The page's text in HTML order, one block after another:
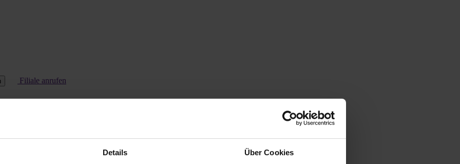
Details Über Cookies
Filiale anrufen